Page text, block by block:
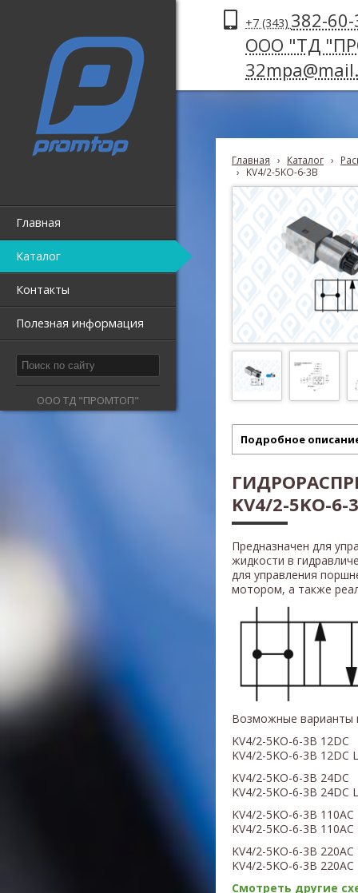
Главная
Каталог
Контакты
Полезная информация
ООО ТД "ПРОМТОП"
+7 (343) 382-
ООО "ТД
Главная › Каталог ›
›
KV4/2-5KO-6-3B
Подробное
KV4/2-5KO-6-
Предназначен для
жидкости в
для управления
мотором, а также
Возможные варианты
KV4/2-5KO-6-3B
KV4/2-5KO-6-3B 12DC
KV4/2-5KO-6-3B
KV4/2-5KO-6-3B 24DC
KV4/2-5KO-6-3B
KV4/2-5KO-6-3B 110AC
KV4/2-5KO-6-3B
KV4/2-5KO-6-3B 220AC
Смотреть другие